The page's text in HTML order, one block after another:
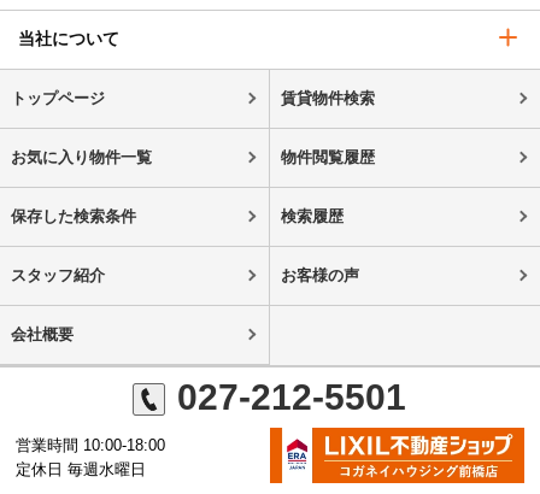
当社について
トップページ 賃貸物件検索
お気に入り物件一覧 物件閲覧履歴
保存した検索条件 検索履歴
スタッフ紹介 お客様の声
会社概要
027-212-5501
営業時間 10:00-18:00
定休日 毎週水曜日